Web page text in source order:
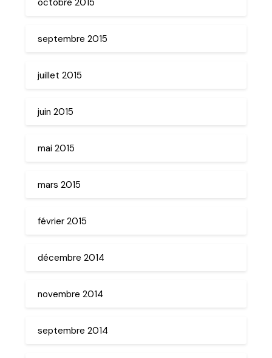
septembre 2015
juillet 2015
juin 2015
mai 2015
mars 2015
février 2015
décembre 2014
novembre 2014
septembre 2014